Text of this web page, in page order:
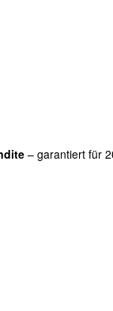
– garantiert für